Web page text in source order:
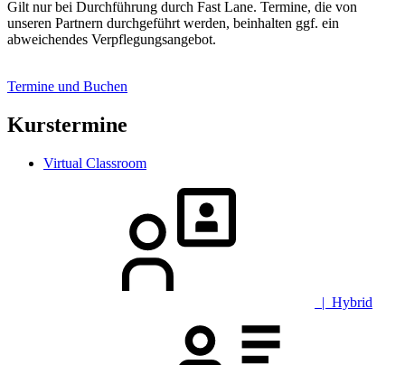
Gilt nur bei Durchführung durch Fast Lane. Termine, die von
unseren Partnern durchgeführt werden, beinhalten ggf. ein
abweichendes Verpflegungsangebot.
Termine und Buchen
Kurstermine
Virtual Classroom
| Hybrid